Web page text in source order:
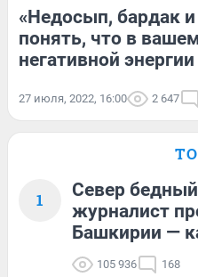
«Недосып, бардак
понять, что в
негативной энергии
27 июля, 2022, 16:00 2 647
1
Север
журналист
Башкирии —
105 936 168